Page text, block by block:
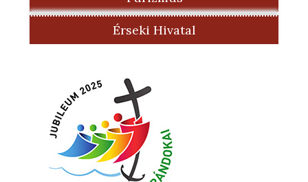
Érseki Hivatal